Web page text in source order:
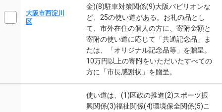
大阪市西淀川
区
金)(8)駐車対策関係(9)大阪パビリオンな
ど、25の使い道がある。お礼の品とし
て、市外在住の個人の方に、寄附金額と
寄附の使い道に応じて「共通記念品」ま
たは、「オリジナル記念品等」を贈呈。
10万円以上の寄附をいただいたすべての
方に「市長感謝状」を贈呈。
使い道は、(1)区政の推進(2)スポーツ振
興関係(3)福祉関係(4)環境保全関係(5)こ